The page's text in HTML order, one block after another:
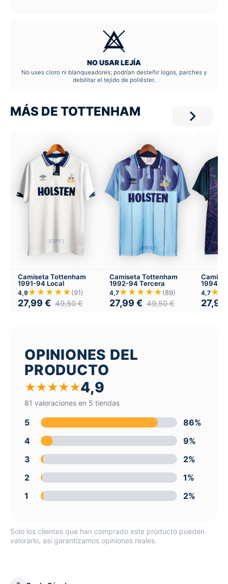
NO USAR LEJÍA
No uses cloro ni blanqueadores; podrían desteñir logos, parches y
debilitar el tejido de poliéster.
MÁS DE TOTTENHAM
Camiseta Tottenham
1991-94 Local
4,9 ★★★★★(91)
27,99 € 49,50€
Camiseta Tottenham
1992-94 Tercera
4,7★★★★★(89)
27,99 € 49,50€
1994-
4,7
27,99
OPINIONES DEL
PRODUCTO
★★★★★4,9
81 valoraciones en 5 tiendas
5
86%
4
9%
3
2%
2
1%
1
2%
Solo los clientes que han comprado este producto pueden
valorarlo, así garantizamos opiniones reales.